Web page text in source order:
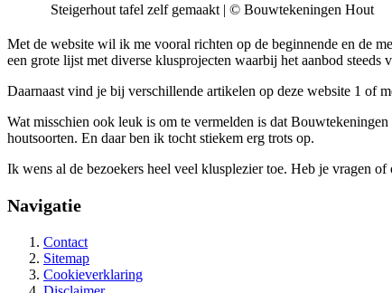
Steigerhout tafel zelf gemaakt | © Bouwtekeningen Hout
Met de website wil ik me vooral richten op de beginnende en de
een grote lijst met diverse klusprojecten waarbij het aanbod
Daarnaast vind je bij verschillende artikelen op deze website 1 of
Wat misschien ook leuk is om te vermelden is dat
houtsoorten. En daar ben ik tocht stiekem erg trots op.
Ik wens al de bezoekers heel veel klusplezier toe. Heb je vragen
Navigatie
Contact
Sitemap
Cookieverklaring